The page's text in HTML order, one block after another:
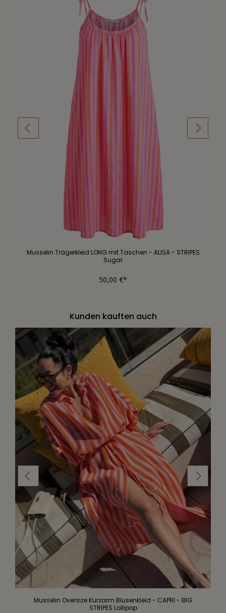
Musselin Trägerkleid LONG mit Taschen - ALISA - STRIPES
Sugar
50,00 €*
Kunden kauften auch
Musselin Oversize Kurzarm Blusenkleid - CAPRI - BIG
STRIPES Lollipop